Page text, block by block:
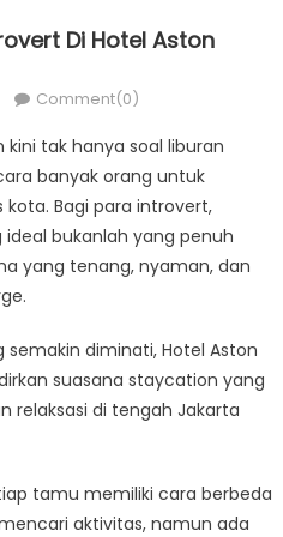
Di Hotel Aston
Comment(0)
tak hanya soal liburan
banyak orang untuk
Bagi para introvert,
bukanlah yang penuh
yang tenang, nyaman, dan
diminati, Hotel Aston
suasana staycation yang
relaksasi di tengah Jakarta
tamu memiliki cara berbeda
aktivitas, namun ada